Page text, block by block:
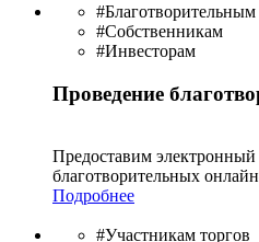
#Собственникам
#Инвесторам
Проведение
Предоставим электронный
благотво­рительных
Подробнее
#Участникам торгов